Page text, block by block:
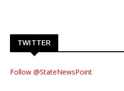
TWITTER
Follow @StateNewsPoint